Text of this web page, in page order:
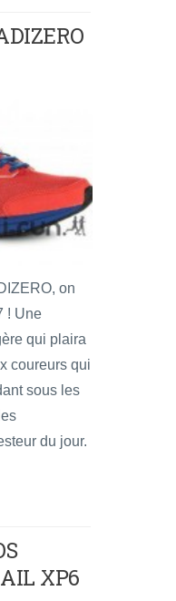
on
! Une
qui plaira
coureurs qui
sous les
du jour.
XP6